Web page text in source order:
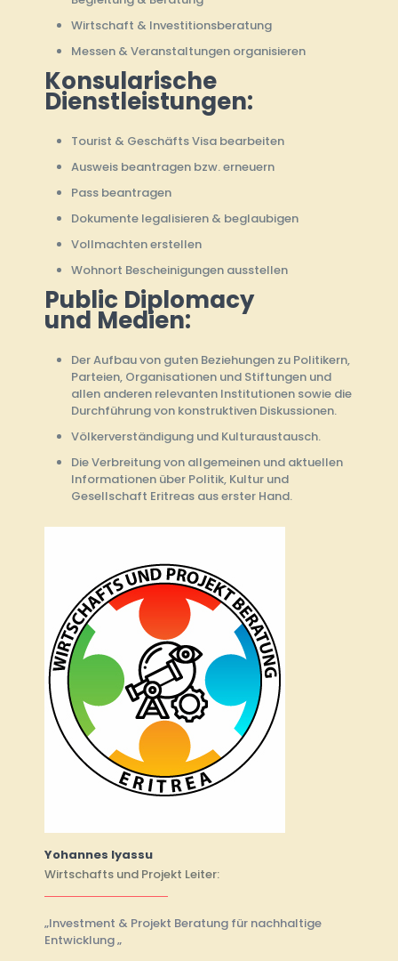
Wirtschaft & Investitionsberatung
Messen & Veranstaltungen organisieren
Konsularische
Dienstleistungen:
Tourist & Geschäfts Visa bearbeiten
Ausweis beantragen bzw. erneuern
Pass beantragen
Dokumente legalisieren & beglaubigen
Vollmachten erstellen
Wohnort Bescheinigungen ausstellen
Public Diplomacy
und Medien:
Der Aufbau von guten Beziehungen zu Politikern,
Parteien, Organisationen und Stiftungen und
allen anderen relevanten Institutionen sowie die
Durchführung von konstruktiven Diskussionen.
Völkerverständigung und Kulturaustausch.
Die Verbreitung von allgemeinen und aktuellen
Informationen über Politik, Kultur und
Gesellschaft Eritreas aus erster Hand.
Yohannes Iyassu
Wirtschafts und Projekt Leiter:
„Investment & Projekt Beratung für nachhaltige
Entwicklung „